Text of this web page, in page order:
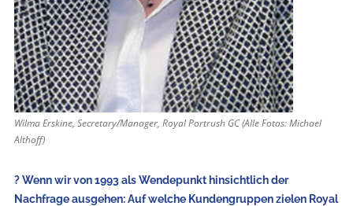
Wilma Erskine, Secretary/Manager, Royal Portrush GC (Alle Fotos: Michael
Althoff)
? Wenn wir von 1993 als Wendepunkt hinsichtlich der
Nachfrage ausgehen: Auf welche Kundengruppen zielen Royal